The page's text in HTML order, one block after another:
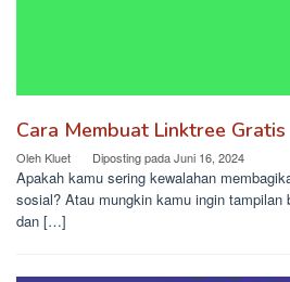
Cara Membuat Linktree Gratis
Oleh Kluet Diposting padaJuni 16, 2024
Apakah kamu sering kewalahan
sosial? Atau mungkin kamu ingin tampilan
dan […]